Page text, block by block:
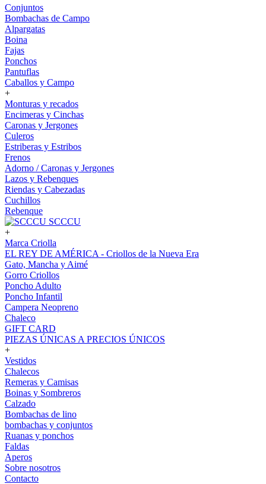
Conjuntos
Bombachas de Campo
Alpargatas
Boina
Fajas
Ponchos
Pantuflas
Caballos y Campo
+
Monturas y recados
Encimeras y Cinchas
Caronas y Jergones
Culeros
Estriberas y Estribos
Frenos
Adorno / Caronas y Jergones
Lazos y Rebenques
Riendas y Cabezadas
Cuchillos
Rebenque
SCCCU
+
Marca Criolla
EL REY DE AMÉRICA - Criollos de la Nueva Era
Gato, Mancha y Aimé
Gorro Criollos
Poncho Adulto
Poncho Infantil
Campera Neopreno
Chaleco
GIFT CARD
PIEZAS ÚNICAS A PRECIOS ÚNICOS
+
Vestidos
Chalecos
Remeras y Camisas
Boinas y Sombreros
Calzado
Bombachas de lino
bombachas y conjuntos
Ruanas y ponchos
Faldas
Aperos
Sobre nosotros
Contacto